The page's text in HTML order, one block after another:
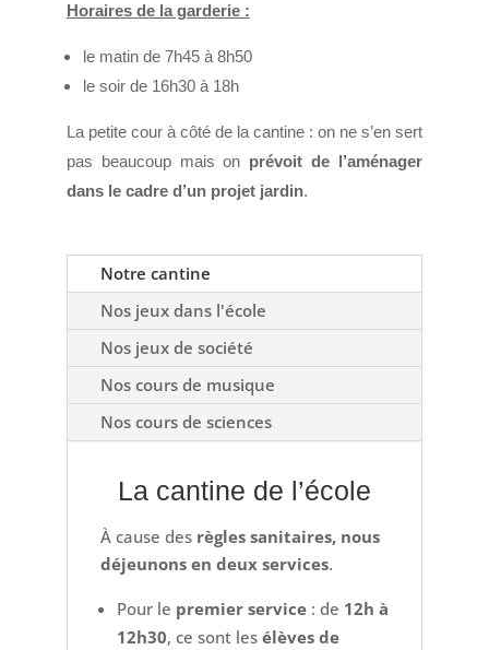
Horaires de la garderie :
le matin de 7h45 à 8h50
le soir de 16h30 à 18h
La petite cour à côté de la cantine : on ne s’en sert
pas beaucoup mais on prévoit de l’aménager
dans le cadre d’un projet jardin.
Notre cantine
Nos jeux dans l'école
Nos jeux de société
Nos cours de musique
Nos cours de sciences
La cantine de l’école
À cause des règles sanitaires, nous
déjeunons en deux services.
Pour le premier service: de 12h à
12h30, ce sont les élèves de